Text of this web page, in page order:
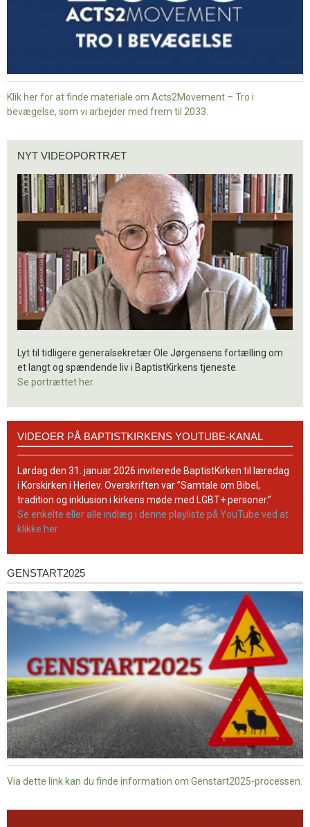
Klik her for at finde materiale om Acts2Movement – Tro i
bevægelse, som vi arbejder med frem til 2033.
videoportræt
NYT VIDEOPORTRÆT
Lyt til tidligere generalsekretær Ole Jørgensens fortælling om
et langt og spændende liv i BaptistKirkens tjeneste.
Se portrættet her.
BaptistKirkens
YouTube-
kanal
VIDEOER PÅ BAPTISTKIRKENS YOUTUBE-KANAL
Lørdag den 31. januar 2026 inviterede BaptistKirken til læredag
i Korskirken i Herlev. Overskriften var ”Samtale om Bibel,
tradition og inklusion i kirkens møde med LGBT+ personer.”
Se enkelte eller alle indlæg i denne playliste på YouTube ved at
klikke her.
Genstart2025
GENSTART2025
Via dette link kan du finde information om Genstart2025-processen.